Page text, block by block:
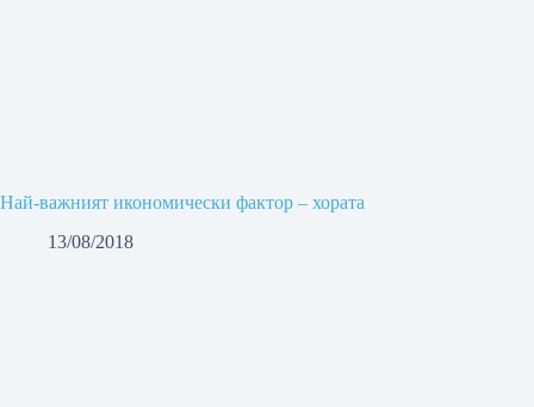
Най-важният икономически фактор – хората
13/08/2018